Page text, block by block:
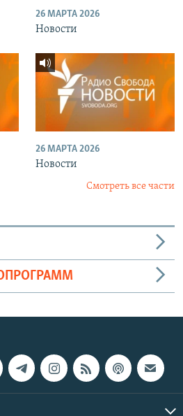
26 МАРТА 2026
Новости
26 МАРТА 2026
Новости
Смотреть все части